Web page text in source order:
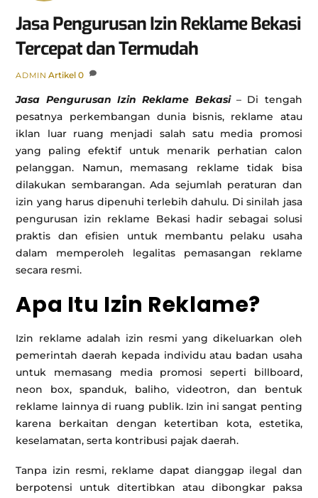
Jasa Pengurusan Izin Reklame Bekasi
Tercepat dan Termudah
ADMIN Artikel 0
Jasa Pengurusan Izin Reklame Bekasi– Di tengah
pesatnya perkembangan dunia bisnis, reklame atau
iklan luar ruang menjadi salah satu media promosi
yang paling efektif untuk menarik perhatian calon
pelanggan. Namun, memasang reklame tidak bisa
dilakukan sembarangan. Ada sejumlah peraturan dan
izin yang harus dipenuhi terlebih dahulu. Di sinilah jasa
pengurusan izin reklame Bekasi hadir sebagai solusi
praktis dan efisien untuk membantu pelaku usaha
dalam memperoleh legalitas pemasangan reklame
secara resmi.
Apa Itu Izin Reklame?
Izin reklame adalah izin resmi yang dikeluarkan oleh
pemerintah daerah kepada individu atau badan usaha
untuk memasang media promosi seperti billboard,
neon box, spanduk, baliho, videotron, dan bentuk
reklame lainnya di ruang publik. Izin ini sangat penting
karena berkaitan dengan ketertiban kota, estetika,
keselamatan, serta kontribusi pajak daerah.
Tanpa izin resmi, reklame dapat dianggap ilegal dan
berpotensi untuk ditertibkan atau dibongkar paksa